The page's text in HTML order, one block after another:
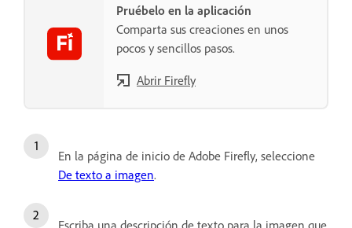
Pruébelo en la aplicación
Comparta sus creaciones en unos
pocos y sencillos pasos.
Abrir Firefly
En la página de inicio de Adobe Firefly, seleccione
De texto a imagen.
Escriba una descripción de texto para la imagen que